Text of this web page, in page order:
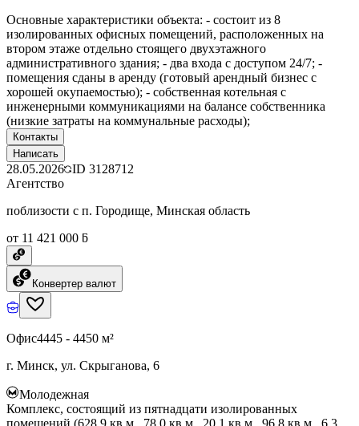
Основные характеристики объекта: - состоит из 8
изолированных офисных помещений, расположенных на
втором этаже отдельно стоящего двухэтажного
административного здания; - два входа с доступом 24/7; -
помещения сданы в аренду (готовый арендный бизнес с
хорошей окупаемостью); - собственная котельная с
инженерными коммуникациями на балансе собственника
(низкие затраты на коммунальные расходы);
Контакты
Написать
28.05.2026 ID 3128712
Агентство
поблизости с п. Городище, Минская область
от 11 421 000 ƃ
Конвертер валют
Офис4445 - 4450 м²
г. Минск, ул. Скрыганова, 6
Молодежная
Комплекс, состоящий из пятнадцати изолированных
помещений (628,9 кв.м., 78,0 кв.м., 20,1 кв.м., 96,8 кв.м., 6,3